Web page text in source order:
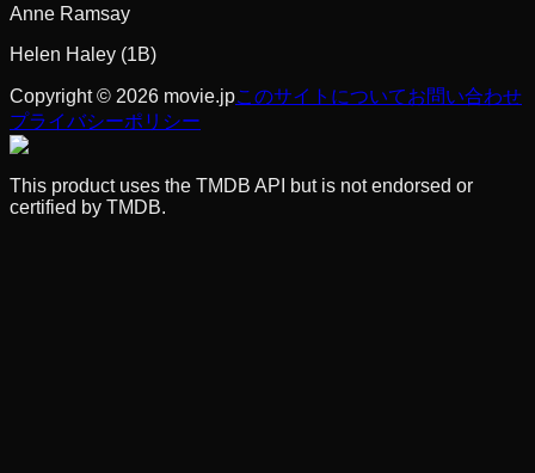
Anne Ramsay
Helen Haley (1B)
Copyright © 2026 movie.jpこのサイトについてお問い合わせ
プライバシーポリシー
This product uses the TMDB API but is not endorsed or
certified by TMDB.